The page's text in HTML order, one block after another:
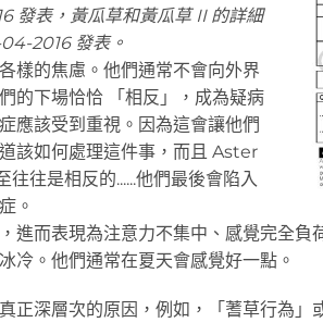
發表，黃瓜草和黃瓜草 II 的詳細
2016 發表。
樣的焦慮。他們通常不會向外界
的下場恰恰 「相反」，成為疑病
應該受到重視。因為這會讓他們
該如何處理這件事，而且 Aster
往往是相反的......他們最後會陷入
。
進而表現為注意力不集中、感覺完全負
冷。他們通常在夏天會感覺好一點。
正深層次的原因，例如，「蓍草行為」